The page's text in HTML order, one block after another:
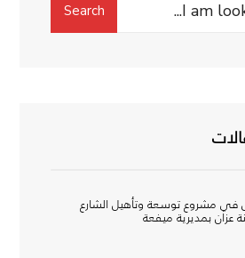
Search
في مشروع توسعة وتأهيل الشارع
عزان بمديرية ميفعة